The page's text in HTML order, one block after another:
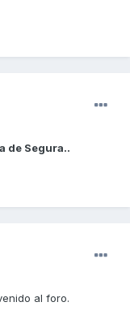
de Segura..
al foro.